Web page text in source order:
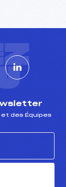
et des Équipes